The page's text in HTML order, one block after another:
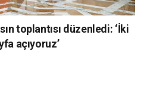
toplantısı düzenledi: ‘İki
açıyoruz’